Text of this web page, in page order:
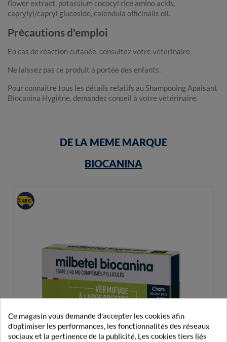
flower extract, potassium cococyl rice amino acids,
caprylyl/capryl glucoside, calendula ofﬁcinalis oil.
Précautions d'emploi
En cas de réaction cutanée, consultez votre vétérinaire.
Ne laissez pas ce produit à portée des enfants.
Pour connaître tous les détails relatifs au Shampooing Apaisant
Biocanina Hygiène, demandez conseil à votre vétérinaire.
DE LA MEME MARQUE
BIOCANINA
Ce magasin vous demande d'accepter les cookies afin
d'optimiser les performances, les fonctionnalités des réseaux
sociaux et la pertinence de la publicité. Les cookies tiers liés